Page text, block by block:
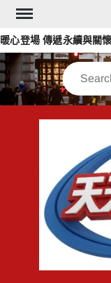
Skip
content
登場 傳遞永續與關懷
Search